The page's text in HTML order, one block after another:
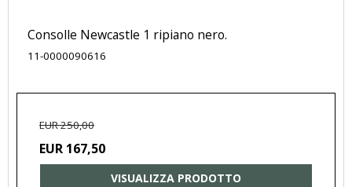
Consolle Newcastle 1 ripiano nero.
11-0000090616
EUR 250,00
EUR 167,50
VISUALIZZA PRODOTTO